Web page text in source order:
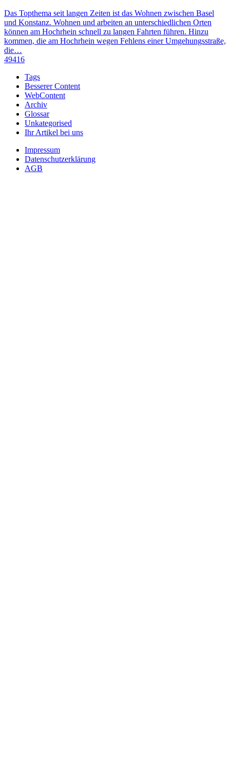
Das Topthema seit langen Zeiten ist das Wohnen zwischen Basel
und Konstanz. Wohnen und arbeiten an unterschiedlichen Orten
können am Hochrhein schnell zu langen Fahrten führen. Hinzu
kommen, die am Hochrhein wegen Fehlens einer Umgehungsstraße,
die…
49416
Tags
Besserer Content
WebContent
Archiv
Glossar
Unkategorised
Ihr Artikel bei uns
Impressum
Datenschutzerklärung
AGB